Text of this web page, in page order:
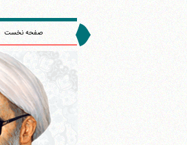
صفحه نخست